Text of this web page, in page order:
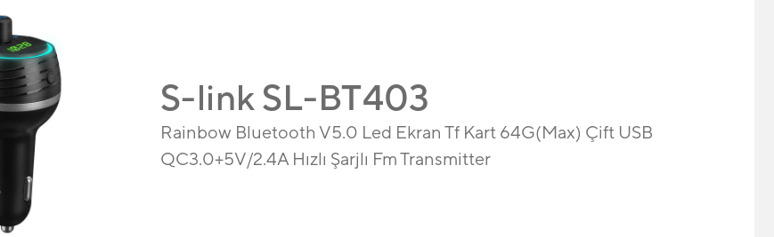
S-link SL-BT403
Rainbow Bluetooth V5.0 Led Ekran Tf Kart 64G(Max) Çift USB
QC3.0+5V/2.4A Hızlı Şarjlı Fm Transmitter